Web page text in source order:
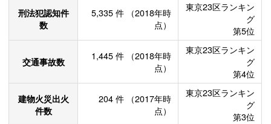
刑法犯認知件
数
5,335 件
（2018年時
点）
東京23区ランキン
グ
第5位
交通事故数 1,445 件
（2018年時
点）
東京23区ランキン
グ
第4位
建物火災出火
件数
204 件
（2017年時
点）
東京23区ランキン
グ
第3位